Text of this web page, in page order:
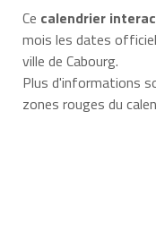
Ce calendrier
mois les dates
ville de Cabourg.
Plus d'informations
zones rouges du